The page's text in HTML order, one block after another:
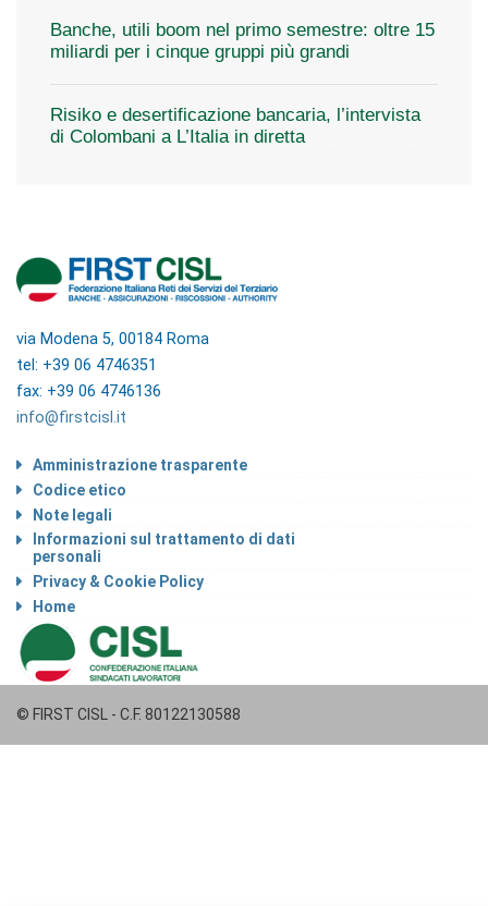
Banche, utili boom nel primo semestre: oltre 15
miliardi per i cinque gruppi più grandi
Risiko e desertificazione bancaria, l’intervista
di Colombani a L’Italia in diretta
via Modena 5, 00184 Roma
tel: +39 06 4746351
fax: +39 06 4746136
info@firstcisl.it
Amministrazione trasparente
Codice etico
Note legali
Informazioni sul trattamento di dati
personali
Privacy & Cookie Policy
Home
© FIRST CISL - C.F. 80122130588